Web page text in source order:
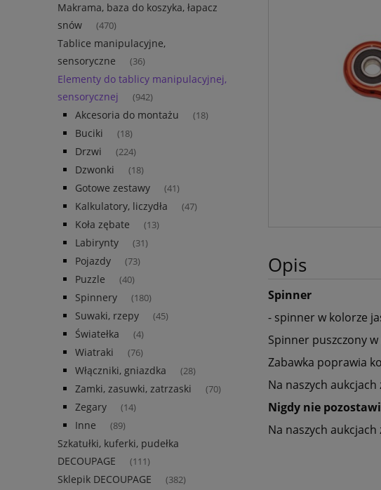
Makrama, baza do koszyka, łapacz
snów
(470)
Tablice manipulacyjne,
sensoryczne
(36)
Elementy do tablicy manipulacyjnej,
sensorycznej
(942)
Akcesoria do montażu (18)
Buciki (18)
Drzwi (224)
Dzwonki (18)
Gotowe zestawy (41)
Kalkulatory, liczydła (47)
Koła zębate (13)
Labirynty (31)
Pojazdy (73)
Puzzle (40)
Spinnery (180)
Suwaki, rzepy (45)
Światełka (4)
Wiatraki (76)
Włączniki, gniazdka (28)
Zamki, zasuwki, zatrzaski (70)
Zegary (14)
Inne (89)
Szkatułki, kuferki, pudełka
DECOUPAGE
(111)
Sklepik DECOUPAGE (382)
Opis
Spinner
- spinner w kolorze
Spinner puszczony
Zabawka poprawia
Na naszych
Nigdy nie
Na naszych